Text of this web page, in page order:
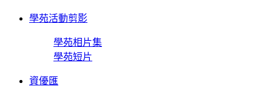
學苑活動剪影
學苑相片集
學苑短片
資優匯